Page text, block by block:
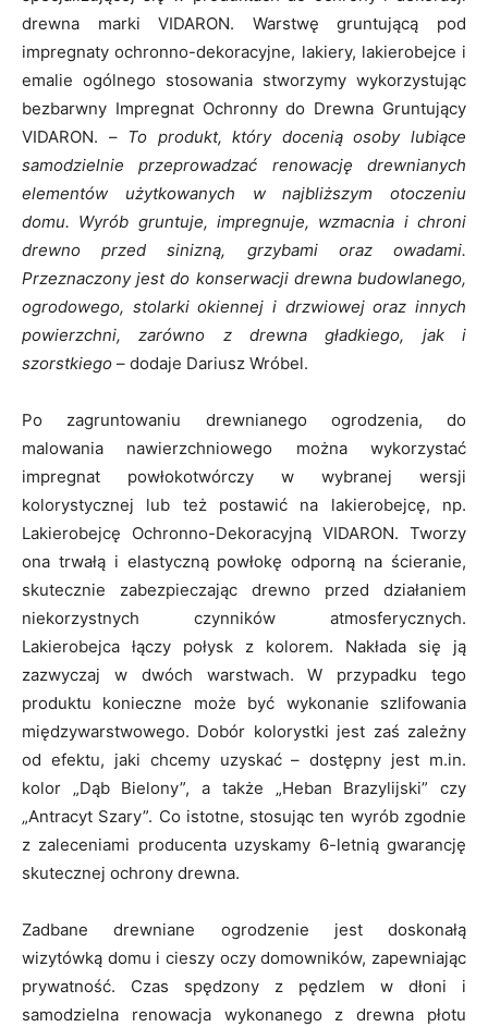
drewna marki VIDARON. Warstwę gruntującą pod
impregnaty ochronno-dekoracyjne, lakiery, lakierobejce i
emalie ogólnego stosowania stworzymy wykorzystując
bezbarwny Impregnat Ochronny do Drewna Gruntujący
VIDARON. –To produkt, który docenią osoby lubiące
samodzielnie przeprowadzać renowację drewnianych
elementów użytkowanych w najbliższym otoczeniu
domu. Wyrób gruntuje, impregnuje, wzmacnia i chroni
drewno przed sinizną, grzybami oraz owadami.
Przeznaczony jest do konserwacji drewna budowlanego,
ogrodowego, stolarki okiennej i drzwiowej oraz innych
powierzchni, zarówno z drewna gładkiego, jak i
szorstkiego – dodaje Dariusz Wróbel.
Po zagruntowaniu drewnianego ogrodzenia, do
malowania nawierzchniowego można wykorzystać
impregnat powłokotwórczy w wybranej wersji
kolorystycznej lub też postawić na lakierobejcę, np.
Lakierobejcę Ochronno-Dekoracyjną VIDARON. Tworzy
ona trwałą i elastyczną powłokę odporną na ścieranie,
skutecznie zabezpieczając drewno przed działaniem
niekorzystnych czynników atmosferycznych.
Lakierobejca łączy połysk z kolorem. Nakłada się ją
zazwyczaj w dwóch warstwach. W przypadku tego
produktu konieczne może być wykonanie szlifowania
międzywarstwowego. Dobór kolorystki jest zaś zależny
od efektu, jaki chcemy uzyskać – dostępny jest m.in.
kolor „Dąb Bielony”, a także „Heban Brazylijski” czy
„Antracyt Szary”. Co istotne, stosując ten wyrób zgodnie
z zaleceniami producenta uzyskamy 6-letnią gwarancję
skutecznej ochrony drewna.
Zadbane drewniane ogrodzenie jest doskonałą
wizytówką domu i cieszy oczy domowników, zapewniając
prywatność. Czas spędzony z pędzlem w dłoni i
samodzielna renowacja wykonanego z drewna płotu